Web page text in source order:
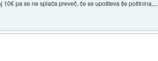
pa se ne splača preveč, če se upošteva še poštnina,...